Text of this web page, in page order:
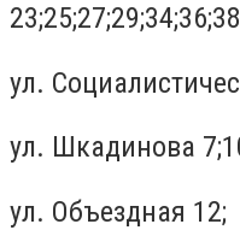
ул.
ул. Шкадинова
ул. Объездная 12;